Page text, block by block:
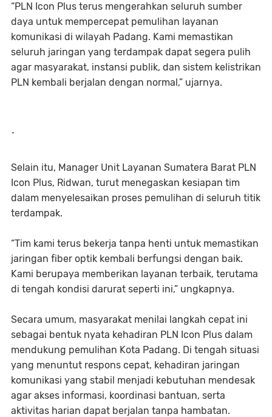
“PLN Icon Plus terus mengerahkan seluruh sumber
daya untuk mempercepat pemulihan layanan
komunikasi di wilayah Padang. Kami memastikan
seluruh jaringan yang terdampak dapat segera pulih
agar masyarakat, instansi publik, dan sistem kelistrikan
PLN kembali berjalan dengan normal,” ujarnya.
-
Selain itu, Manager Unit Layanan Sumatera Barat PLN
Icon Plus, Ridwan, turut menegaskan kesiapan tim
dalam menyelesaikan proses pemulihan di seluruh titik
terdampak.
“Tim kami terus bekerja tanpa henti untuk memastikan
jaringan fiber optik kembali berfungsi dengan baik.
Kami berupaya memberikan layanan terbaik, terutama
di tengah kondisi darurat seperti ini,” ungkapnya.
Secara umum, masyarakat menilai langkah cepat ini
sebagai bentuk nyata kehadiran PLN Icon Plus dalam
mendukung pemulihan Kota Padang. Di tengah situasi
yang menuntut respons cepat, kehadiran jaringan
komunikasi yang stabil menjadi kebutuhan mendesak
agar akses informasi, koordinasi bantuan, serta
aktivitas harian dapat berjalan tanpa hambatan.